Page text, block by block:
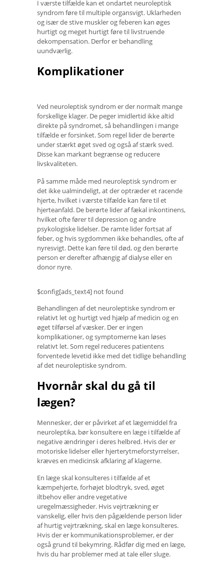
I værste tilfælde kan et ondartet neuroleptisk
syndrom føre til multiple organsvigt. Uklarheden
og især de stive muskler og feberen kan øges
hurtigt og meget hurtigt føre til livstruende
dekompensation. Derfor er behandling
uundværlig.
Komplikationer
Ved neuroleptisk syndrom er der normalt mange
forskellige klager. De peger imidlertid ikke altid
direkte på syndromet, så behandlingen i mange
tilfælde er forsinket. Som regel lider de berørte
under stærkt øget sved og også af stærk sved.
Disse kan markant begrænse og reducere
livskvaliteten.
På samme måde med neuroleptisk syndrom er
det ikke ualmindeligt, at der optræder et racende
hjerte, hvilket i værste tilfælde kan føre til et
hjerteanfald. De berørte lider af fækal inkontinens,
hvilket ofte fører til depression og andre
psykologiske lidelser. De ramte lider fortsat af
feber, og hvis sygdommen ikke behandles, ofte af
nyresvigt. Dette kan føre til død, og den berørte
person er derefter afhængig af dialyse eller en
donor nyre.
$config[ads_text4] not found
Behandlingen af ​​det neuroleptiske syndrom er
relativt let og hurtigt ved hjælp af medicin og en
øget tilførsel af væsker. Der er ingen
komplikationer, og symptomerne kan løses
relativt let. Som regel reduceres patientens
forventede levetid ikke med det tidlige behandling
af det neuroleptiske syndrom.
Hvornår skal du gå til
lægen?
Mennesker, der er påvirket af et lægemiddel fra
neuroleptika, bør konsultere en læge i tilfælde af
negative ændringer i deres helbred. Hvis der er
motoriske lidelser eller hjerterytmeforstyrrelser,
kræves en medicinsk afklaring af klagerne.
En læge skal konsulteres i tilfælde af et
kæmpehjerte, forhøjet blodtryk, sved, øget
iltbehov eller andre vegetative
uregelmæssigheder. Hvis vejrtrækning er
vanskelig, eller hvis den pågældende person lider
af hurtig vejrtrækning, skal en læge konsulteres.
Hvis der er kommunikationsproblemer, er der
også grund til bekymring. Rådfør dig med en læge,
hvis du har problemer med at tale eller sluge.